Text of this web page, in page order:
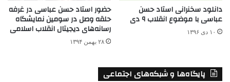
دانلود سخنرانی استاد حسن
عباسی با موضوع انقلاب ۹ دی
۱۰ دی ۱۳۹۶
حضور استاد حسن عباسی در غرفه
حلقه وصل در سومین نمایشگاه
رسانه‌های دیجیتال انقلاب اسلامی
۲۸ بهمن ۱۳۹۴
پایگاه‌ها و شبکه‌های اجتماعی